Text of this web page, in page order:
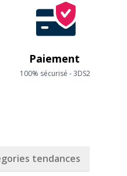
Paiement
100% sécurisé - 3DS2
tendances